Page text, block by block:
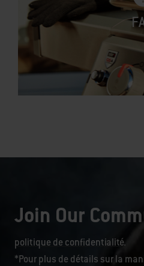
Join Our
politique de confidentialité.
*Pour plus de détails sur la